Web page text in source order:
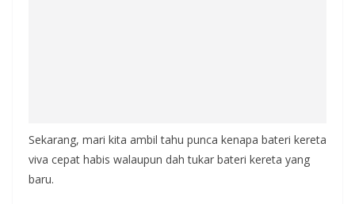
Sekarang, mari kita ambil tahu punca kenapa bateri kereta
viva cepat habis walaupun dah tukar bateri kereta yang
baru.